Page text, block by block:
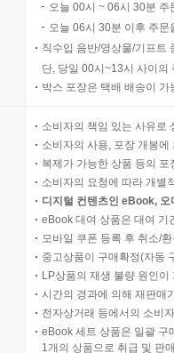
오늘 00시 ~ 06시 30분
오늘 06시 30분 이후 주
직수입 음반/영상물/기프트
단, 당일 00시~13시 사이의
박스 포장은 택배 배송이
소비자의 책임 있는 사유로
소비자의 사용, 포장 개봉
복제가 가능한 상품 등의
소비자의 요청에 따라 개별
디지털 컨텐츠인 eBook,
eBook 대여 상품은 대여 기
모바일 쿠폰 등록 후 취소/
중고상품이 구매확정(자동
LP상품의 재생 불량 원인
시간의 경과에 의해 재판매
전자상거래 등에서의 소비
eBook 세트 상품은 일괄 구
1개의 상품으로 취급 및 판